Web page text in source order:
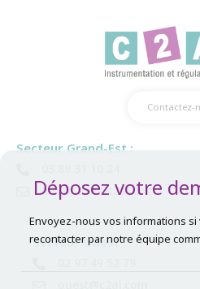
Contactez-
Secteur Grand-Est :
mulhouse@c2ai.com
Secteur Ouest :
Déposez votre
Envoyez-nous vos informations
recontacter par notre équipe